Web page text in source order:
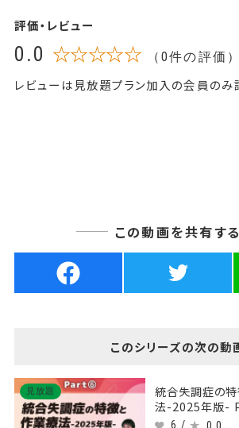
評価・レビュー
0.0 ☆☆☆☆☆ （0件の評価）
レビューは見放題プラン加入の会員のみ
この動画を共有する
このシリーズの次の動
見放題
統合失調症の
法-2025年版- Part⑥統合失調症
の一般的治療
6 /